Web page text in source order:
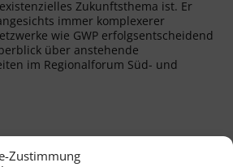
Zustimmung
Zukunftsthema ist. Er
immer komplexerer
wie GWP erfolgsentscheidend
über anstehende
im Regionalforum Süd- und